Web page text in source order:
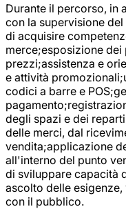
Durante il percorso, in
con la supervisione
di acquisire
merce;esposizione
prezzi;assistenza e
e attività
codici a barre e
degli spazi e dei
delle merci, dal
vendita;applicazione
all'interno del punto
di sviluppare capacità
ascolto delle
con il pubblico.